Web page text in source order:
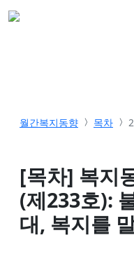
월간복지동향 목차
[목차] 복지
(제233호):
대, 복지를